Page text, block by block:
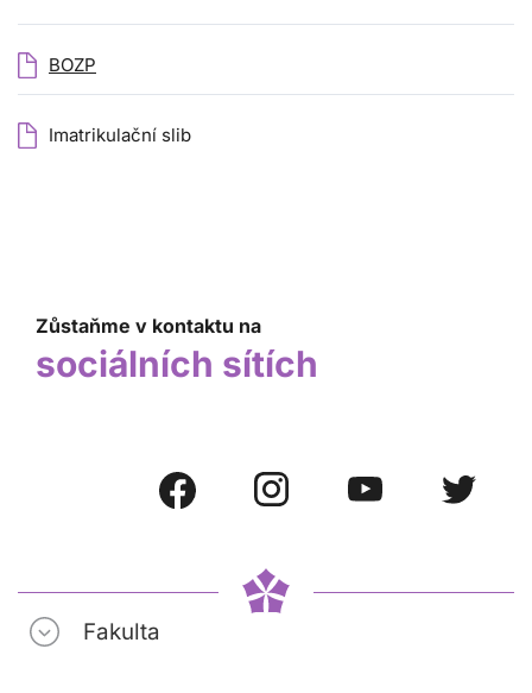
BOZP
Imatrikulační slib
Zůstaňme v kontaktu na
sociálních sítích
Fakulta